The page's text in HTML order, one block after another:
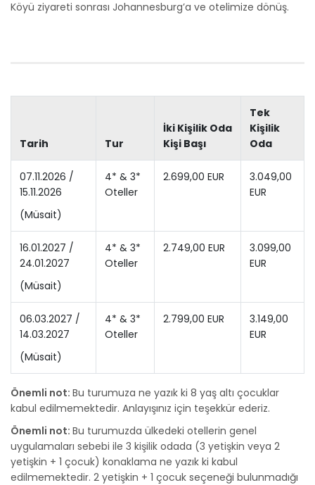
Köyü ziyareti sonrası Johannesburg’a ve otelimize dönüş.
Tarih Tur
İki Kişilik Oda
Kişi Başı
Tek
Kişilik
Oda
07.11.2026 /
15.11.2026
(Müsait)
4* & 3*
Oteller
2.699,00 EUR
3.049,00
EUR
16.01.2027 /
24.01.2027
(Müsait)
4* & 3*
Oteller
2.749,00 EUR
3.099,00
EUR
06.03.2027 /
14.03.2027
(Müsait)
4* & 3*
Oteller
2.799,00 EUR
3.149,00
EUR
Önemli not: Bu turumuza ne yazık ki 8 yaş altı çocuklar
kabul edilmemektedir. Anlayışınız için teşekkür ederiz.
Önemli not: Bu turumuzda ülkedeki otellerin genel
uygulamaları sebebi ile 3 kişilik odada (3 yetişkin veya 2
yetişkin + 1 çocuk) konaklama ne yazık ki kabul
edilmemektedir. 2 yetişkin + 1 çocuk seçeneği bulunmadığı